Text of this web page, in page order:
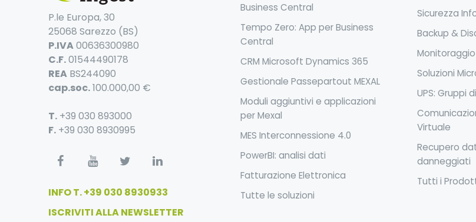
P.le Europa, 30
25068 Sarezzo (BS)
P.IVA00636300980
C.F.01544490178
REA BS244090
cap.soc.100.000,00 €
T. +39 030 893000
F. +39 030 8930995
INFO T. +39 030 8930933
ISCRIVITI ALLA NEWSLETTER
Business Central
Tempo Zero: App per Business
Central
CRM Microsoft Dynamics 365
Gestionale Passepartout MEXAL
Moduli aggiuntivi e applicazioni
per Mexal
MES Interconnessione 4.0
PowerBI: analisi dati
Fatturazione Elettronica
Tutte le soluzioni
Sicurezza
Backup &
Soluzioni
UPS: Gruppi
Virtuale
Recupero
danneggiati
Tutti i